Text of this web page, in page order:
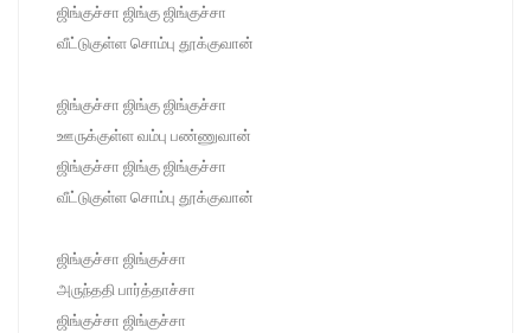
ஜிங்குச்சா ஜிங்கு ஜிங்குச்சா
வீட்டுகுள்ள சொம்பு தூக்குவான்
ஜிங்குச்சா ஜிங்கு ஜிங்குச்சா
ஊருக்குள்ள வம்பு பண்ணுவான்
ஜிங்குச்சா ஜிங்கு ஜிங்குச்சா
வீட்டுகுள்ள சொம்பு தூக்குவான்
ஜிங்குச்சா ஜிங்குச்சா
அருந்ததி பார்த்தாச்சா
ஜிங்குச்சா ஜிங்குச்சா